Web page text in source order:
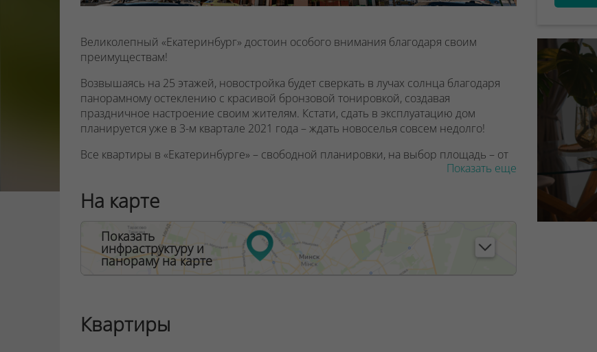
Великолепный «Екатеринбург» достоин особого внимания благодаря своим
преимуществам!
Возвышаясь на 25 этажей, новостройка будет сверкать в лучах солнца благодаря
панорамному остеклению с красивой бронзовой тонировкой, создавая
праздничное настроение своим жителям. Кстати, сдать в эксплуатацию дом
планируется уже в 3-м квартале 2021 года – ждать новоселья совсем недолго!
Все квартиры в «Екатеринбурге» – свободной планировки, на выбор площадь – от
30 до 74 кв. метров. Высота потолков – 2,7 метра, а на последнем этаже – 3 метра.
Во всех квартирах предусмотрены остекленные лоджии и большие окна с
детскими замками безопасности, начиная с 5-го этажа – «французские». Это значит,
что в вашем жилье всегда будет много света и солнца!
Окна квартир, выходящие на запад и юг, имеют вид на городской парк, окна,
выходящие на север – вид во двор, а восточные окна – вид на соседние кварталы.
Выбирайте квартиру на любом этаже – в доме «Екатеринбург» будет три
Показать еще
На карте
Показать
инфраструктуру и
панораму на карте
Квартиры